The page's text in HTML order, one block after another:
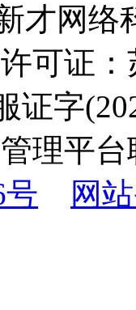
才网络
可证
证字
理平
号
网